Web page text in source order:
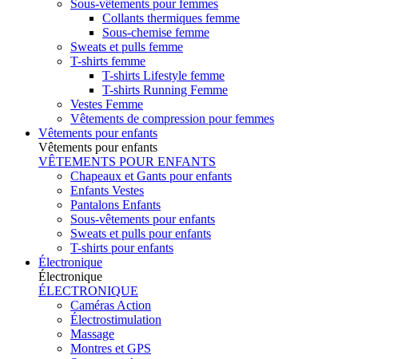
Sous-vêtements pour femmes
Collants thermiques femme
Sous-chemise femme
Sweats et pulls femme
T-shirts femme
T-shirts Lifestyle femme
T-shirts Running Femme
Vestes Femme
Vêtements de compression pour femmes
Vêtements pour enfants
Vêtements pour enfants
VÊTEMENTS POUR ENFANTS
Chapeaux et Gants pour enfants
Enfants Vestes
Pantalons Enfants
Sous-vêtements pour enfants
Sweats et pulls pour enfants
T-shirts pour enfants
Électronique
Électronique
ÉLECTRONIQUE
Caméras Action
Électrostimulation
Massage
Montres et GPS